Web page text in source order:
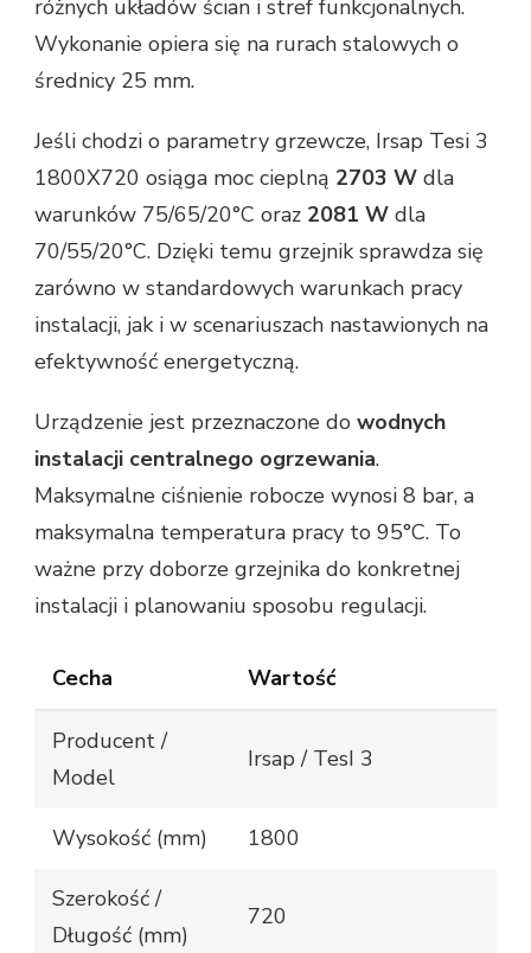
różnych układów ścian i stref funkcjonalnych.
Wykonanie opiera się na rurach stalowych o
średnicy 25 mm.
Jeśli chodzi o parametry grzewcze, Irsap Tesi 3
1800X720 osiąga moc cieplną 2703 W dla
warunków 75/65/20°C oraz 2081 W dla
70/55/20°C. Dzięki temu grzejnik sprawdza się
zarówno w standardowych warunkach pracy
instalacji, jak i w scenariuszach nastawionych na
efektywność energetyczną.
Urządzenie jest przeznaczone do wodnych
instalacji centralnego ogrzewania.
Maksymalne ciśnienie robocze wynosi 8 bar, a
maksymalna temperatura pracy to 95°C. To
ważne przy doborze grzejnika do konkretnej
instalacji i planowaniu sposobu regulacji.
Cecha Wartość
Producent /
Model
Irsap / TesI 3
Wysokość (mm) 1800
Szerokość /
Długość (mm)
720